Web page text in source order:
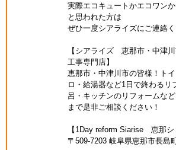
実際エコキュートかエコワン
と思われた方は
ぜひ一度シアライズにご連絡
【シアライズ 恵那市・中津
工事専門店】
恵那市・中津川市の皆様！ト
ロ・給湯器など1日で終わるリ
呂・キッチンのリフォームな
まで是非ご相談ください！
【1Day reform Siarise 恵那シ
〒509-7203 岐阜県恵那市長島